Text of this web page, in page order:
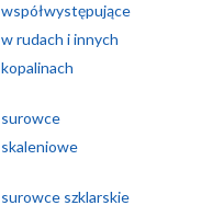
współwystępujące
w rudach i innych
kopalinach
surowce
skaleniowe
surowce szklarskie